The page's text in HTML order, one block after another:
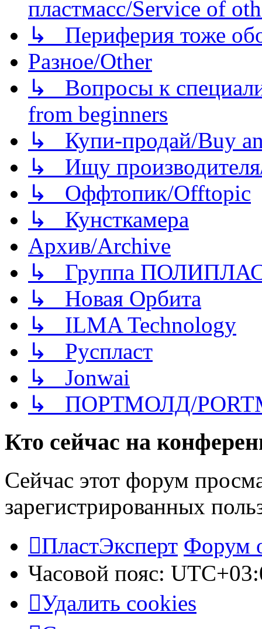
пластмасс/Service of
↳ Периферия тоже
Разное/Other
↳ Вопросы к
from beginners
↳ Купи-продай/Buy
↳ Ищу
↳ Оффтопик/Offtopic
↳ Кунсткамера
Архив/Archive
↳ Группа
↳ Новая Орбита
↳ ILMA Technology
↳ Руспласт
↳ Jonwai
↳ ПОРТМОЛД/
Кто сейчас на
Сейчас этот форум
зарегистрированных
ПластЭксперт Форум
Часовой пояс:
Удалить cookies